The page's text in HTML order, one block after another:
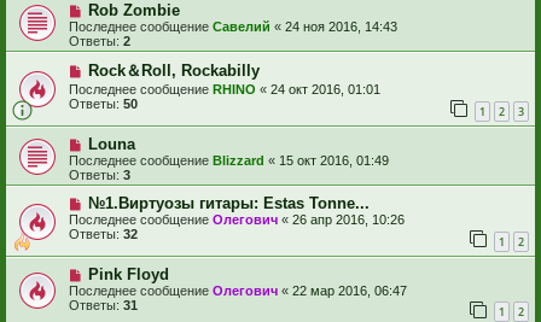
Rob Zombie
Последнее сообщение Савелий « 24 ноя 2016, 14:43
Ответы: 2
Rock＆Roll, Rockabilly
Последнее сообщение RHINO « 24 окт 2016, 01:01
Ответы: 50 1 2 3
Louna
Последнее сообщение Blizzard « 15 окт 2016, 01:49
Ответы: 3
№1.Виртуозы гитары: Estas Tonne...
Последнее сообщение Олегович « 26 апр 2016, 10:26
Ответы: 32 1 2
Pink Floyd
Последнее сообщение Олегович « 22 мар 2016, 06:47
Ответы: 31 1 2